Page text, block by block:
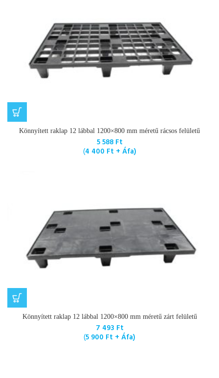
Könnyített raklap 12 lábbal 1200×800 mm méretű rácsos felületű
5 588 Ft
(4 400 Ft + Áfa)
Könnyített raklap 12 lábbal 1200×800 mm méretű zárt felületű
7 493 Ft
(5 900 Ft + Áfa)